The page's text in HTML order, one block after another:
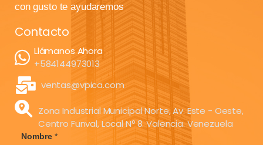
con gusto te ayudaremos
Contacto
Llámanos Ahora
+584144973013
ventas@vpica.com
Zona Industrial Municipal Norte, Av. Este - Oeste,
Centro Funval, Local Nº 8. Valencia. Venezuela
Nombre *